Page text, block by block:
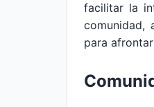
facilitar la
comunidad,
para